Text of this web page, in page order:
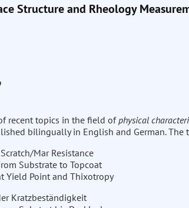
Structure and Rheology
recent topics in the field ofphysical
bilingually in English and German. The
Mar Resistance
Substrate to Topcoat
Yield Point and Thixotropy
Kratzbeständigkeit